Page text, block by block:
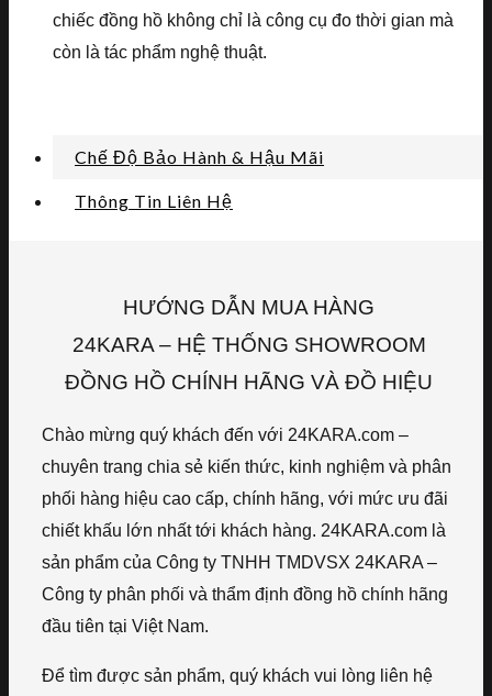
chiếc đồng hồ không chỉ là công cụ đo thời gian mà
còn là tác phẩm nghệ thuật.
Chế Độ Bảo Hành & Hậu Mãi
Thông Tin Liên Hệ
HƯỚNG DẪN MUA HÀNG
24KARA – HỆ THỐNG SHOWROOM
ĐỒNG HỒ CHÍNH HÃNG VÀ ĐỒ HIỆU
Chào mừng quý khách đến với 24KARA.com –
chuyên trang chia sẻ kiến thức, kinh nghiệm và phân
phối hàng hiệu cao cấp, chính hãng, với mức ưu đãi
chiết khấu lớn nhất tới khách hàng. 24KARA.com là
sản phẩm của Công ty TNHH TMDVSX 24KARA –
Công ty phân phối và thẩm định đồng hồ chính hãng
đầu tiên tại Việt Nam.
Để tìm được sản phẩm, quý khách vui lòng liên hệ